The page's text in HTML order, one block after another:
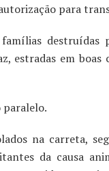
para
destruídas
estradas em
paralelo.
na carreta,
da causa